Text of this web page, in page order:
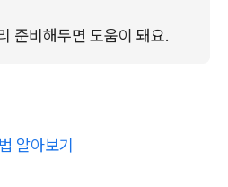
준비해두면 도움이 돼요.
알아보기